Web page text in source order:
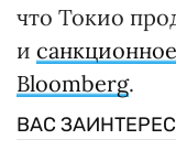
что Токио
и
Bloomberg.
ВАС